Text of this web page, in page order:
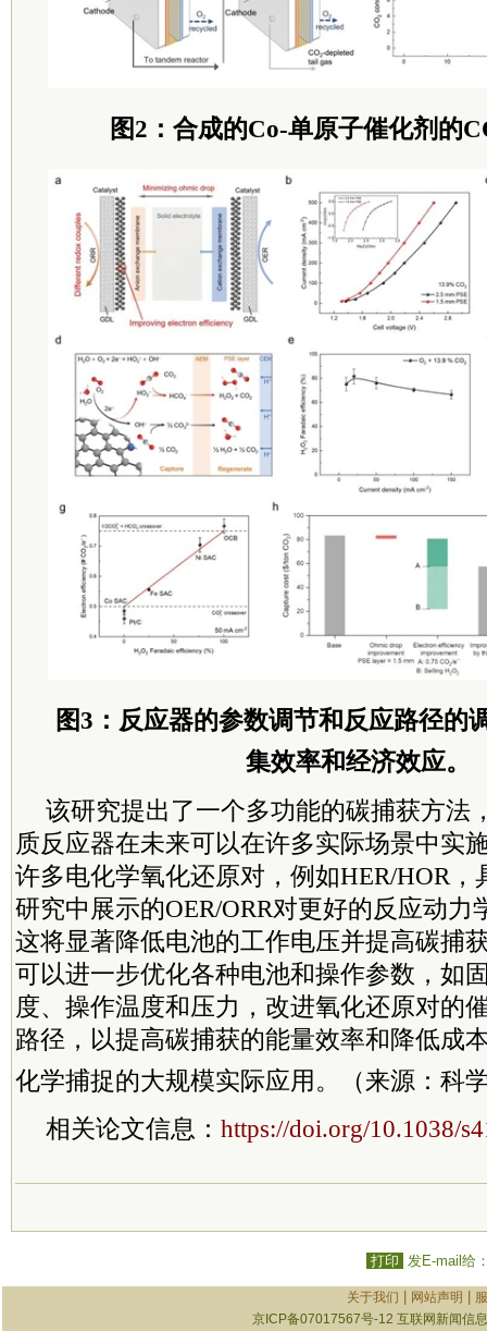
图2：合成的Co-单原子催化剂的
图3：反应器的参数调节和反应路径的
集效率和经济效应。
该研究提出了一个多功能的碳捕获方法
质反应器在未来可以在许多实际场景中实
许多电化学氧化还原对，例如HER/HOR，
研究中展示的OER/ORR对更好的反应动力
这将显著降低电池的工作电压并提高碳捕
可以进一步优化各种电池和操作参数，如
度、操作温度和压力，改进氧化还原对的
路径，以提高碳捕获的能量效率和降低成
化学捕捉的大规模实际应用。（来源：科
相关论文信息： https://doi.org/10.1038/
打印 发E-mail给
关于我们 网站声明
京ICP备07017567号-12 互联网新闻信